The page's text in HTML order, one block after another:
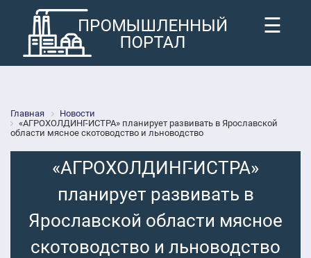
☰
Главная
Новости
«АГРОХОЛДИНГ-ИСТРА» планирует развивать в Ярославской
области мясное скотоводство и льноводство
«АГРОХОЛДИНГ-ИСТРА»
планирует развивать в
Ярославской области мясное
скотоводство и льноводство